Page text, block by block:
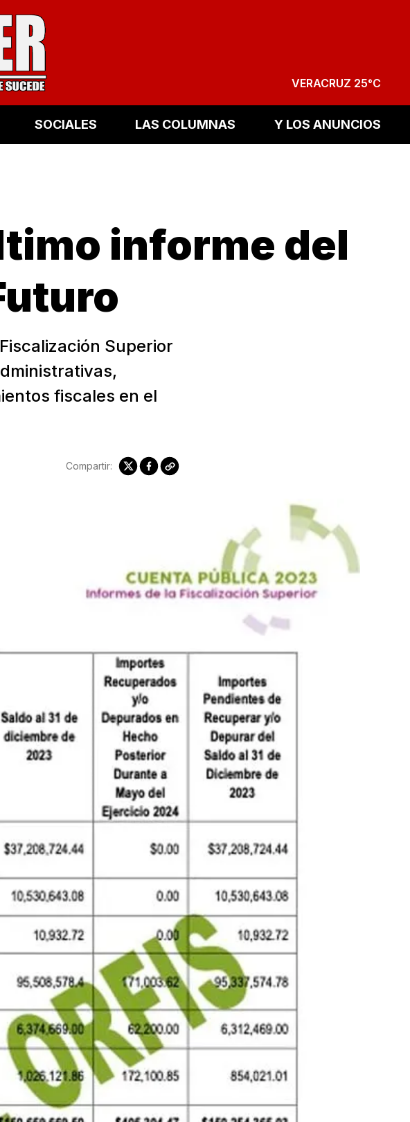
VERACRUZ 25°C
SOCIALES LAS COLUMNAS Y LOS ANUNCIOS
informe del
Superior
fiscales en el
Compartir: